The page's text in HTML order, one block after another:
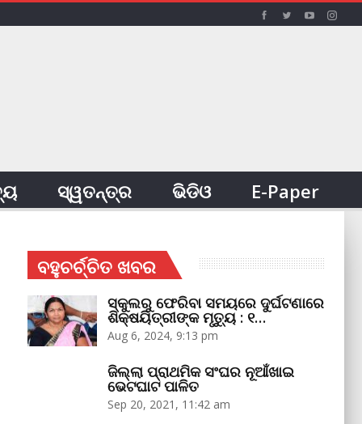
ସ୍ୱତନ୍ତ୍ର ଭିଡିଓ E-Paper
ବହୁଚର୍ଚ୍ଚିତ ଖବର
ସ୍କୁଲରୁ ଫେରିବା ସମୟରେ ଦୁର୍ଘଟଣାରେ
ଶିକ୍ଷୟିତ୍ରୀଙ୍କ ମୃତ୍ୟୁ : ୧…
Aug 6, 2024, 9:13 pm
ଜିଲ୍ଲା ପ୍ରାଥମିକ ସଂଘର ନୂଆଁଖାଇ
ଭେଟଘାଟ ପାଳିତ
Sep 20, 2021, 11:42 am